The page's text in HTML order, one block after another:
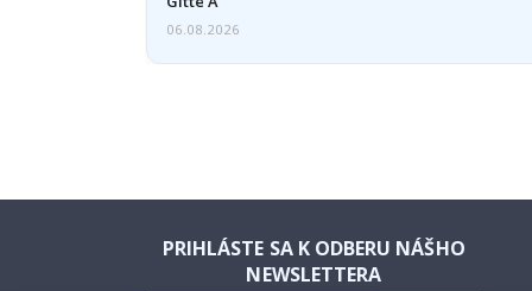
06.08.2026
PRIHLÁSTE SA K ODBERU NÁŠHO
NEWSLETTERA